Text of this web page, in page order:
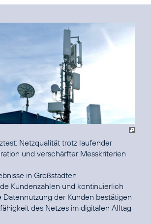
Netzqualität trotz laufender
und verschärfter Messkriterien
in Großstädten
Kundenzahlen und kontinuierlich
Datennutzung der Kunden bestätigen
des Netzes im digitalen Alltag